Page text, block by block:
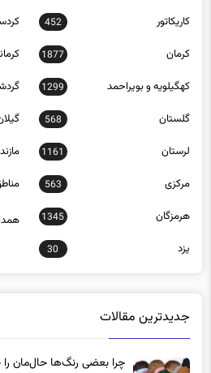
کرمان 1877
کهگیلویه و بویراحمد 1299
گلستان 568
لرستان 1161
مرکزی 563
هرمزگان 1345
یزد 30
چرا بعضی رنگ‌ها حال‌مان
روزهای پراسترس این رنگ‌ها